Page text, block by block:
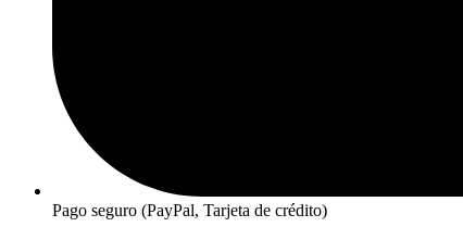
Pago seguro (PayPal, Tarjeta de crédito)